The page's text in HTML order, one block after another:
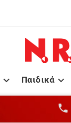
 
Παιδικά
